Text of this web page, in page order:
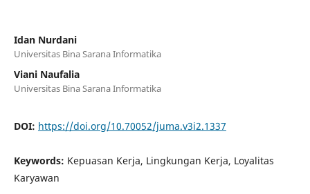
Idan Nurdani
Universitas Bina Sarana Informatika
Viani Naufalia
Universitas Bina Sarana Informatika
DOI: https://doi.org/10.70052/juma.v3i2.1337
Keywords: Kepuasan Kerja, Lingkungan Kerja, Loyalitas
Karyawan